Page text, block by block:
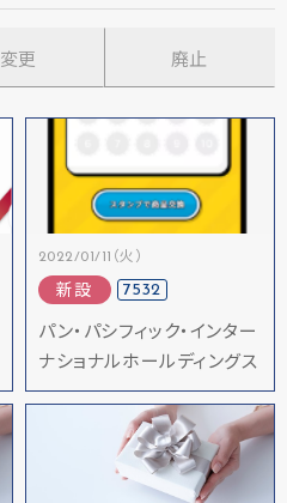
変更 廃止
2022/01/11（火）
新設 7532
パン・パシフィック・インター
ナショナルホールディングス